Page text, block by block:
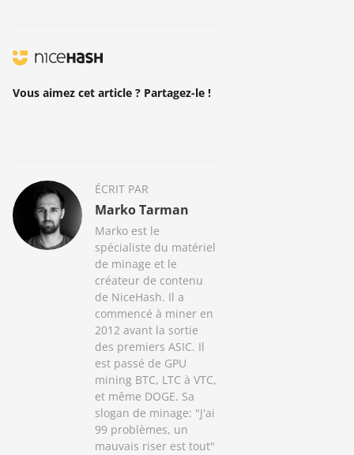
Vous aimez cet article ? Partagez-le !
ÉCRIT PAR
Marko Tarman
Marko est le
spécialiste du matériel
de minage et le
créateur de contenu
de NiceHash. Il a
commencé à miner en
2012 avant la sortie
des premiers ASIC. Il
est passé de GPU
mining BTC, LTC à VTC,
et même DOGE. Sa
slogan de minage: "J'ai
99 problèmes, un
mauvais riser est tout"